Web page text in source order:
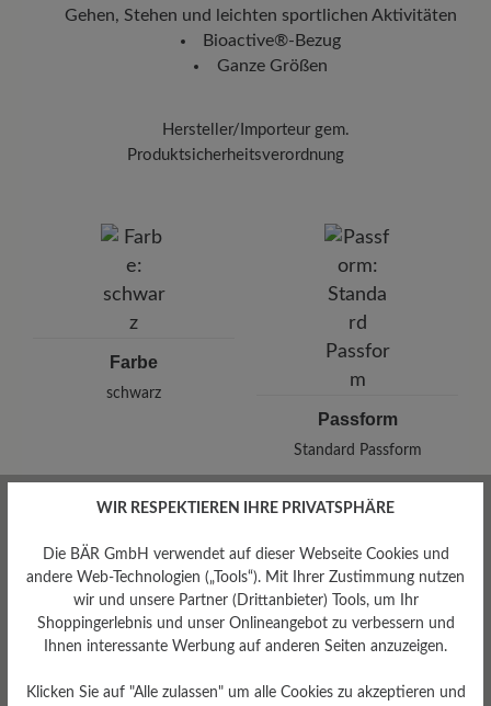
Gehen, Stehen und leichten sportlichen Aktivitäten
Bioactive®-Bezug
Ganze Größen
Hersteller/Importeur gem.
Produktsicherheitsverordnung
Pleidelsheimer Str. 15/1, 74321 Bietigheim-Bissingen,
E-mail:
kundenbetreuung@baer-schuhe.de
Farbe
schwarz
Passform
Standard Passform
Bewertungen lesen
0 von 0 Bewertungen
WIR RESPEKTIEREN IHRE PRIVATSPHÄRE
Die BÄR GmbH verwendet auf dieser Webseite Cookies und
andere Web-Technologien („Tools“). Mit Ihrer Zustimmung nutzen
wir und unsere Partner (Drittanbieter) Tools, um Ihr
Shoppingerlebnis und unser Onlineangebot zu verbessern und
Ihnen interessante Werbung auf anderen Seiten anzuzeigen.
Klicken Sie auf "Alle zulassen" um alle Cookies zu akzeptieren und